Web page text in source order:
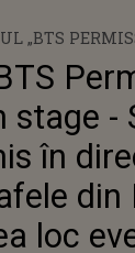
„BTS
- SEOUL",
AVEA LOC
stage -
în
din
loc